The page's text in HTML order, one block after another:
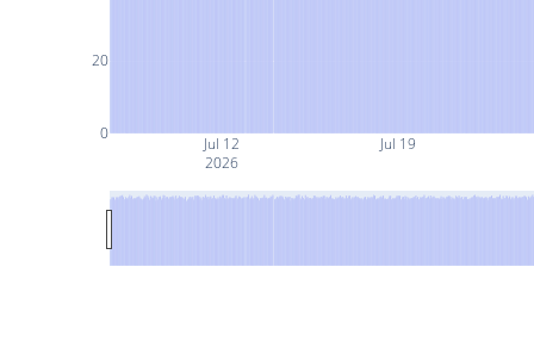
Jul 12
2026
Jul 19
0
20